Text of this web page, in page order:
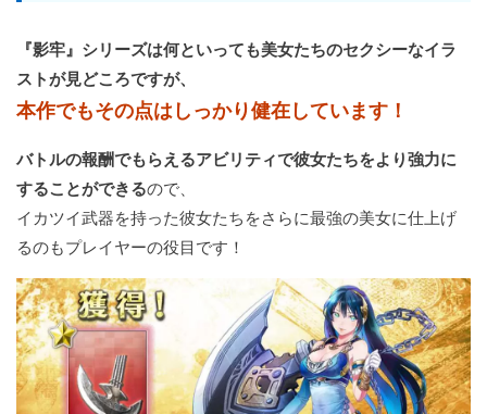
『影牢』シリーズは何といっても美女たちのセクシーなイラ
ストが見どころですが、
本作でもその点はしっかり健在しています！
バトルの報酬でもらえるアビリティで彼女たちをより強力に
することができるので、
イカツイ武器を持った彼女たちをさらに最強の美女に仕上げ
るのもプレイヤーの役目です！